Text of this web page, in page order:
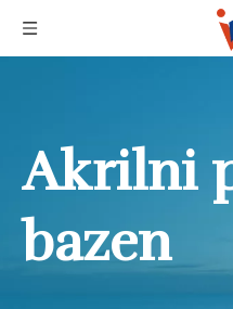
Akrilni
bazen